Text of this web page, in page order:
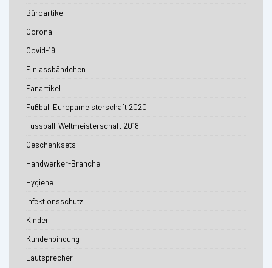
Büroartikel
Corona
Covid-19
Einlassbändchen
Fanartikel
Fußball Europameisterschaft 2020
Fussball-Weltmeisterschaft 2018
Geschenksets
Handwerker-Branche
Hygiene
Infektionsschutz
Kinder
Kundenbindung
Lautsprecher